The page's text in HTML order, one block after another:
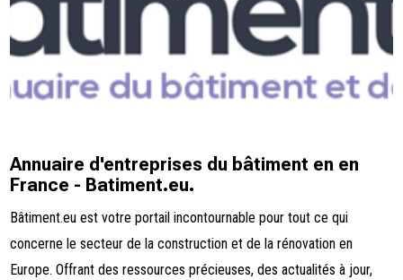
Annuaire d'entreprises du bâtiment en en
France - Batiment.eu.
Bâtiment.eu est votre portail incontournable pour tout ce qui
concerne le secteur de la construction et de la rénovation en
Europe. Offrant des ressources précieuses, des actualités à jour,